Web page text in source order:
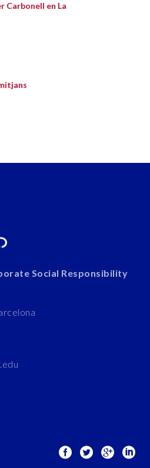
Carbonell en La
Social Responsibility